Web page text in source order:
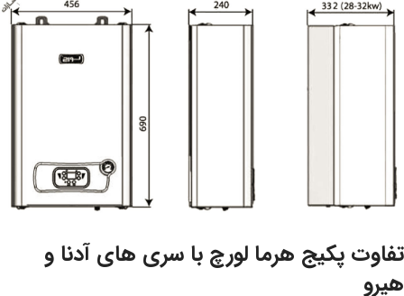
تفاوت پکیج هرما لورچ با سری های آدنا و
هیرو